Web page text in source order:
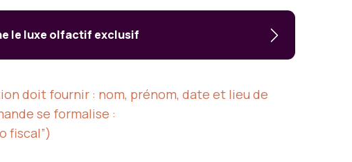
le luxe olfactif exclusif
doit fournir : nom, prénom, date et lieu de
se formalise :
fiscal”)